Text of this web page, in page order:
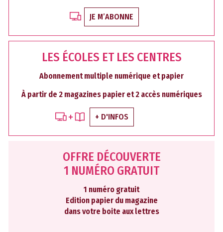
JE M’ABONNE
LES ÉCOLES ET LES CENTRES
Abonnement multiple numérique et papier
À partir de 2 magazines papier et 2 accès numériques
+ D'INFOS
OFFRE DÉCOUVERTE
1 NUMÉRO GRATUIT
1 numéro gratuit
Edition papier du magazine
dans votre boite aux lettres